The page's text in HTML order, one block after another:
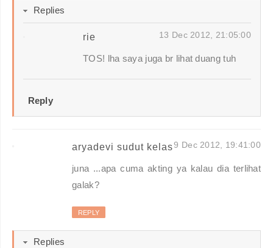
Replies
rie 13 Dec 2012, 21:05:00
TOS! lha saya juga br lihat duang tuh
Reply
aryadevi sudut kelas9 Dec 2012, 19:41:00
juna ...apa cuma akting ya kalau dia terlihat
galak?
REPLY
Replies